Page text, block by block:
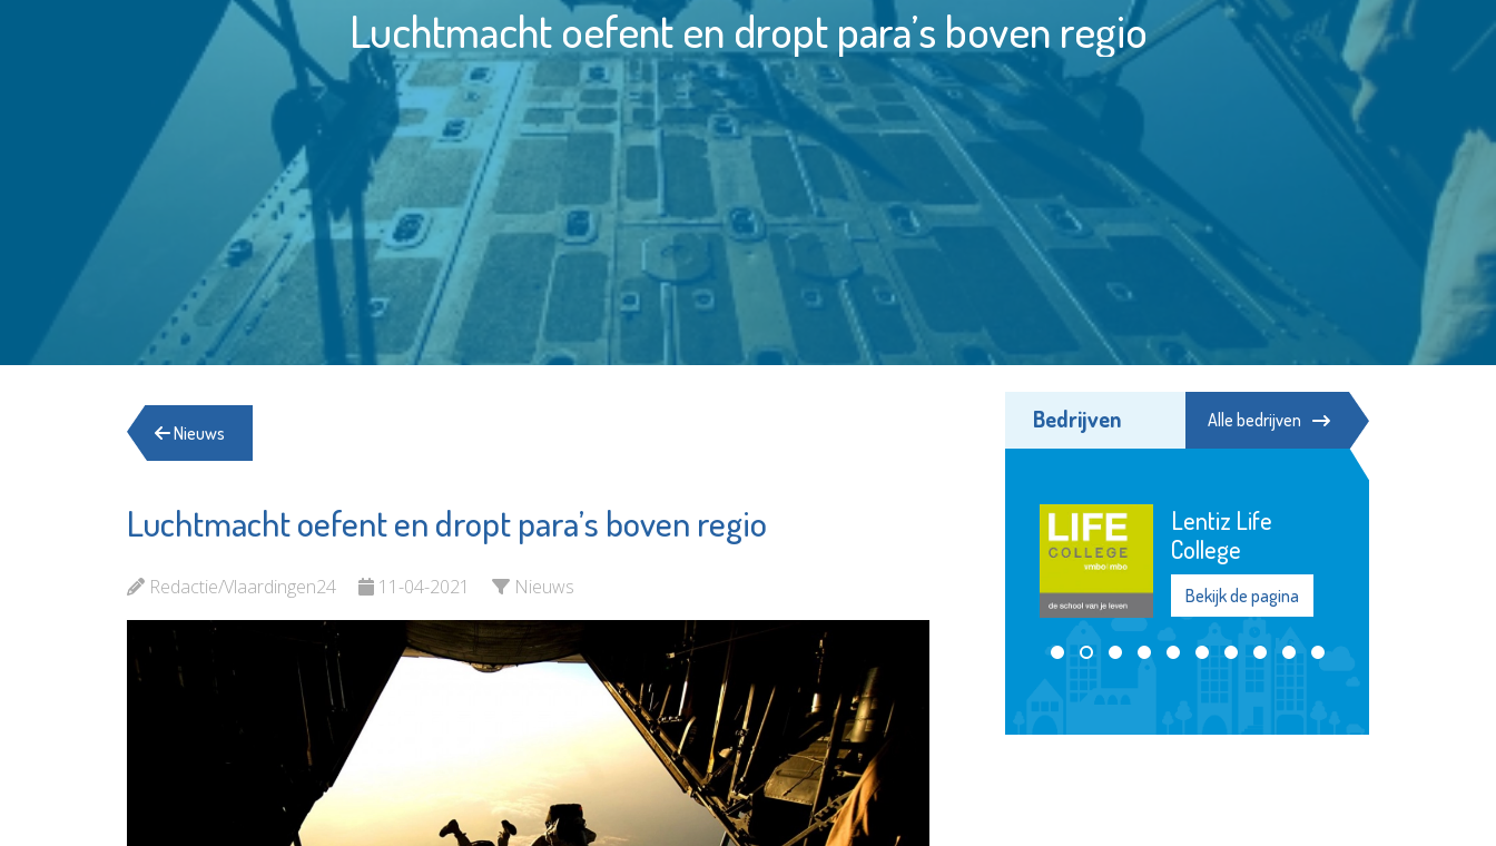
Luchtmacht oefent en dropt para’s boven regio
Nieuws
Luchtmacht oefent en dropt para’s boven regio
Redactie/Vlaardingen24 11-04-2021 Nieuws
Bedrijven Alle bedrijven
Hospice de
Bekijk de pagina
Irado
Bekijk de pagina
Lentiz Life
College
Bekijk de pagina